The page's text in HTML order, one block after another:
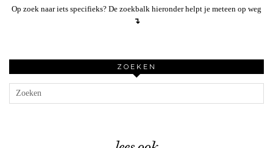
Op zoek naar iets specifieks? De zoekbalk hieronder helpt je meteen op weg
↴
ZOEKEN